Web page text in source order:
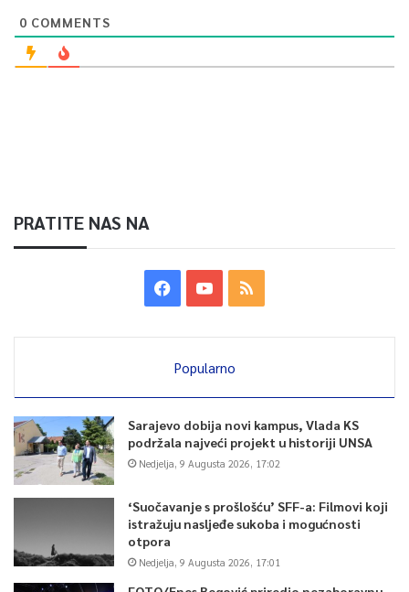
raseljenih osoba i izbjeglica Edin Ramić, predsjednik Skupštine
Hercegovačko-neretvanskog kantona Šerif Špago.
Article Rating
0 COMMENTS
PRATITE NAS NA
Popularno
Sarajevo dobija novi kampus, Vlada KS
podržala najveći projekt u historiji UNSA
Nedjelja, 9 Augusta 2026, 17:02
‘Suočavanje s prošlošću’ SFF-a: Filmovi koji
istražuju nasljeđe sukoba i mogućnosti
otpora
Nedjelja, 9 Augusta 2026, 17:01